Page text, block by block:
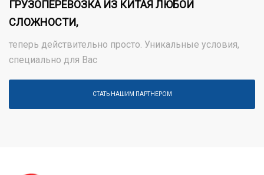
ГРУЗОПЕРЕВОЗКА ИЗ КИТАЯ ЛЮБОЙ
СЛОЖНОСТИ,
теперь действительно просто. Уникальные условия,
специально для Вас
СТАТЬ НАШИМ ПАРТНЕРОМ